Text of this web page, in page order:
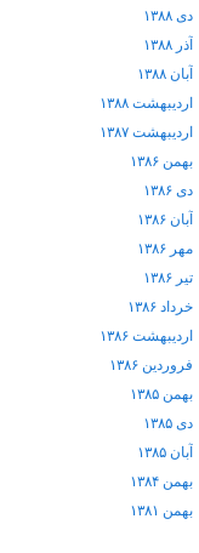
دی ۱۳۸۸
آذر ۱۳۸۸
آبان ۱۳۸۸
اردیبهشت ۱۳۸۸
اردیبهشت ۱۳۸۷
بهمن ۱۳۸۶
دی ۱۳۸۶
آبان ۱۳۸۶
مهر ۱۳۸۶
تیر ۱۳۸۶
خرداد ۱۳۸۶
اردیبهشت ۱۳۸۶
فروردین ۱۳۸۶
بهمن ۱۳۸۵
دی ۱۳۸۵
آبان ۱۳۸۵
بهمن ۱۳۸۴
بهمن ۱۳۸۱